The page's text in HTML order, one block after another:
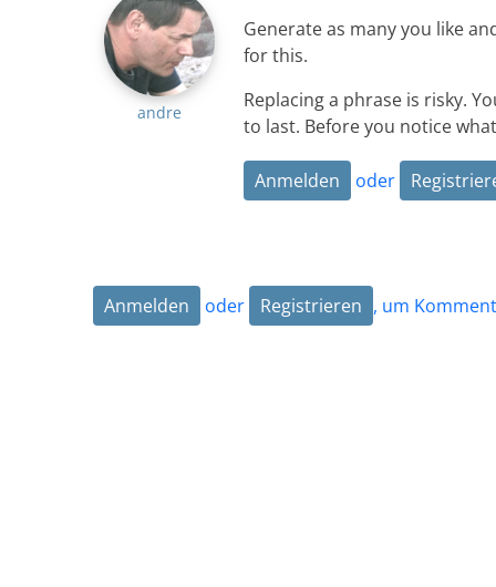
andre
Generate as many you like
for this.
Replacing a phrase is risky.
to last. Before you notice
Anmelden oder
Anmelden oder Registrieren , um